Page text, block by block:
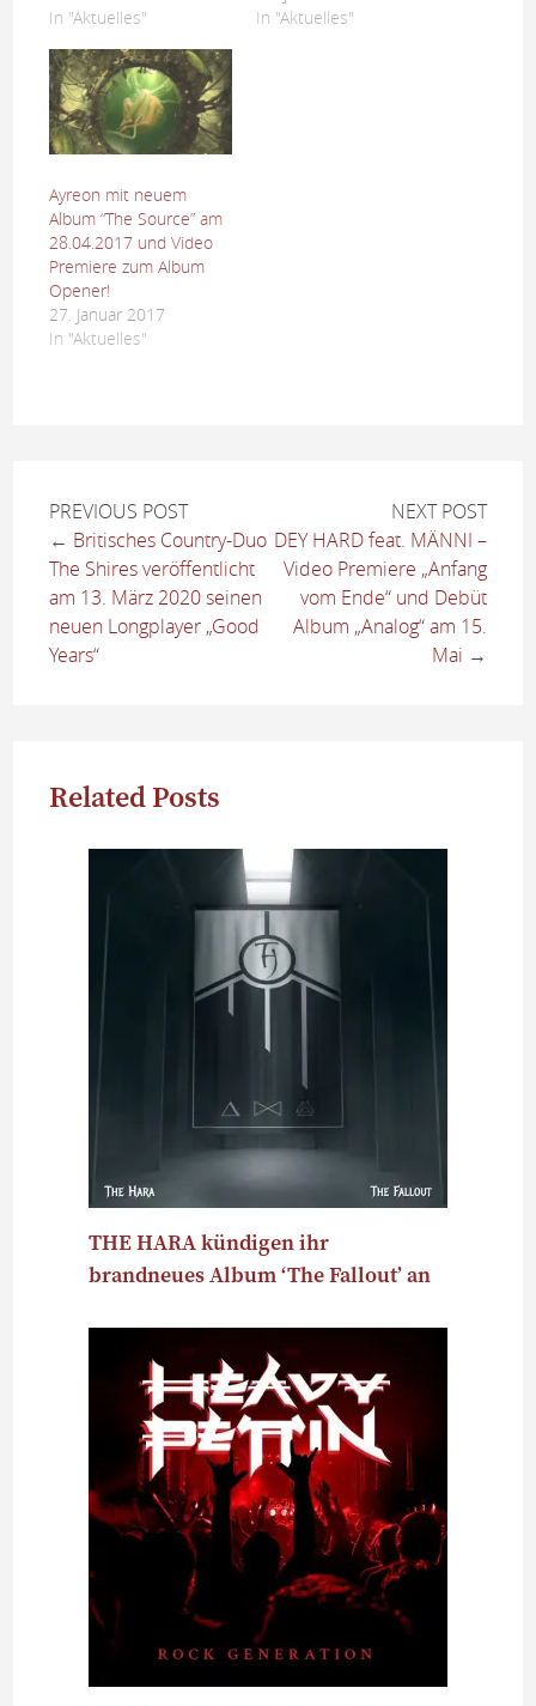
In "Aktuelles"
In "Aktuelles"
Ayreon mit neuem
Album “The Source” am
28.04.2017 und Video
Premiere zum Album
Opener!
27. Januar 2017
In "Aktuelles"
PREVIOUS POST
← Britisches Country-Duo
The Shires veröffentlicht
am 13. März 2020 seinen
neuen Longplayer „Good
Years“
NEXT POST
DEY HARD feat. MÄNNI –
Video Premiere „Anfang
vom Ende“ und Debüt
Album „Analog“ am 15.
Mai →
Related Posts
THE HARA kündigen ihr
brandneues Album ‘The Fallout’ an